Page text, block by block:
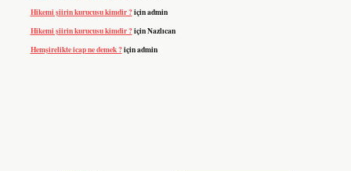
Hikemi şiirin kurucusu kimdir ?içinadmin
Hikemi şiirin kurucusu kimdir ?içinNazlıcan
Hemşirelikte icap ne demek ?içinadmin